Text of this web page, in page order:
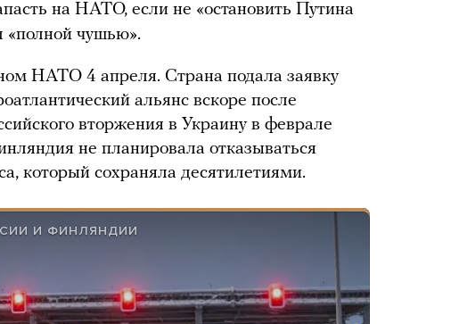
на НАТО, если не «остановить Путина
«полной чушью».
НАТО 4 апреля. Страна подала заявку
альянс вскоре после
вторжения в Украину в феврале
не планировала отказываться
который сохраняла десятилетиями.
И ФИНЛЯНДИИ